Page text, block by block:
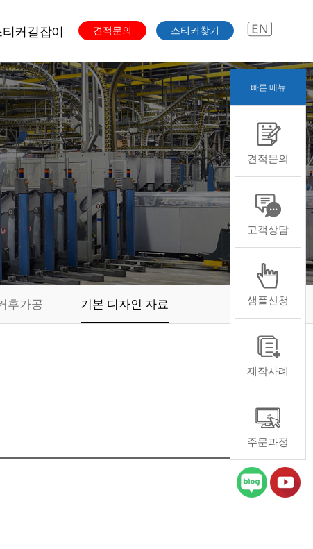
견적문의 스티커찾기
커길잡이
주문과정
색도수
스티커용도
스티커용지
스티커형태
스티커후가공
디자인자료
후가공 기본 디자인 자료
빠른 메뉴
견적문의
고객상담
샘플신청
제작사례
주문과정